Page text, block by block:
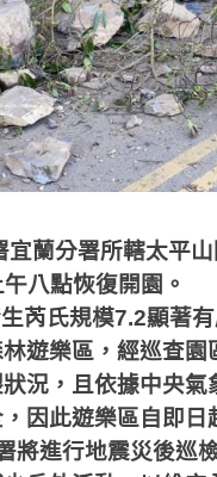
蘭分署所轄太平
八點恢復開園。
芮氏規模7.2顯著
遊樂區，經巡查
況，且依據中央
因此遊樂區自即日
將進行地震災後巡